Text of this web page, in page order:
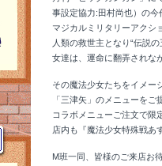
事設定協力:田村尚也）の
マジカルミリタリーアクシ
人類の救世主となり“伝説
女達は、運命に翻弄され
その魔法少女たちをイメー
「三津矢」のメニューをご
コラボメニューご注文で限
店内も『魔法少女特殊戦あ
M班一同、皆様のご来店お